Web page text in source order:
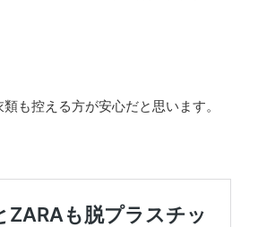
も控える方が安心だと思います。